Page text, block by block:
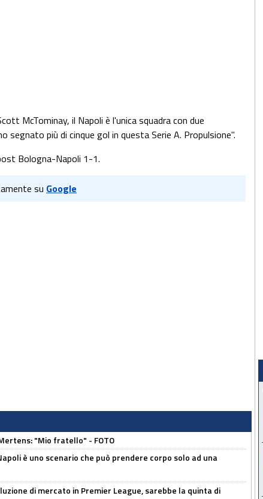
McTominay, il Napoli è l'unica squadra con due
segnato più di cinque gol in questa Serie A. Propulsione".
Bologna-Napoli 1-1.
su Google
"Mio fratello" - FOTO
è uno scenario che può prendere corpo solo ad una
di mercato in Premier League, sarebbe la quinta di